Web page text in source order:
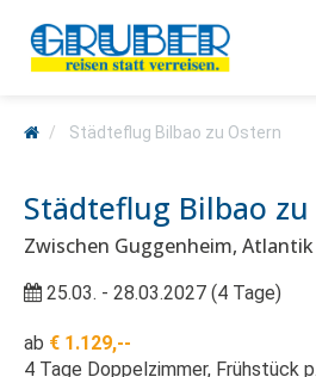
Städteflug Bilbao zu Ostern
Städteflug Bilbao
Zwischen Guggenheim,
25.03. - 28.03.2027 (4 Tage)
ab € 1.129,--
4 Tage Doppelzimmer, Frühstück